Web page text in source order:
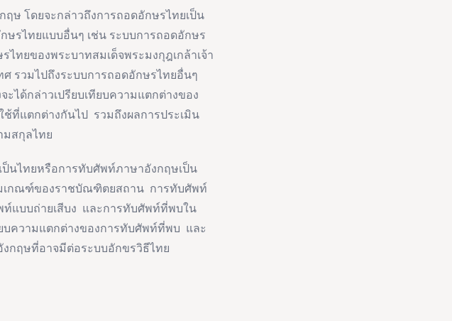
โดยจะกล่าวถึงการถอดอักษรไทยเป็น
รไทยแบบอื่นๆ เช่น ระบบการถอดอักษร
ทยของพระบาทสมเด็จพระมงกุฎเกล้าเจ้า
รวมไปถึงระบบการถอดอักษรไทยอื่นๆ
ได้กล่าวเปรียบเทียบความแตกต่างของ
ที่แตกต่างกันไป รวมถึงผลการประเมิน
มสกุลไทย
ทยหรือการทับศัพท์ภาษาอังกฤษเป็น
เกณฑ์ของราชบัณฑิตยสถาน การทับศัพท์
แบบถ่ายเสีบง และการทับศัพท์ที่พบใน
บความแตกต่างของการทับศัพท์ที่พบ และ
กฤษที่อาจมีต่อระบบอักขรวิธีไทย